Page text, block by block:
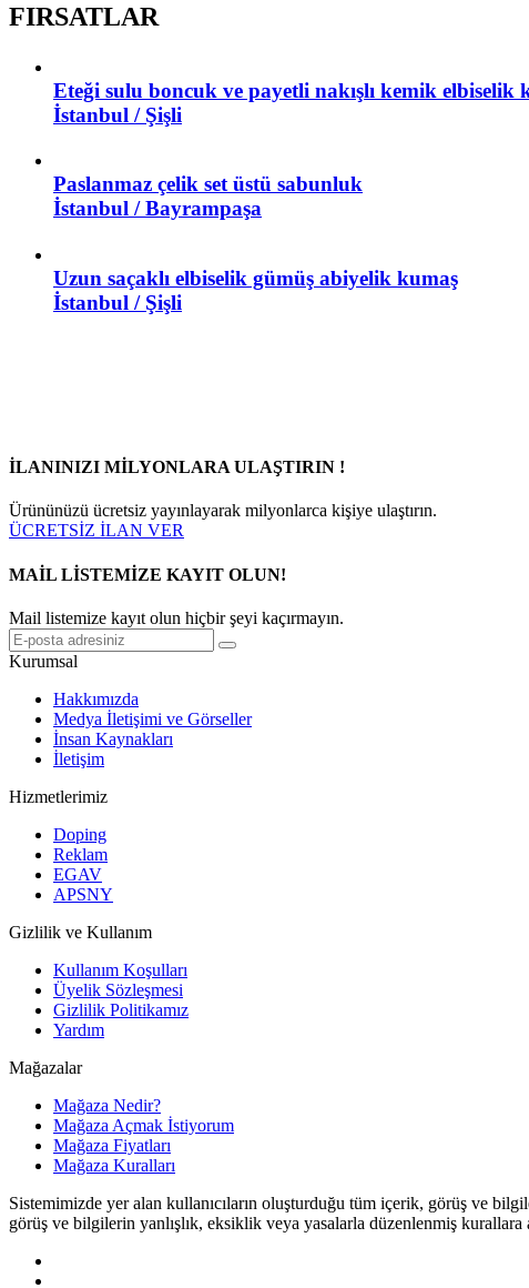
FIRSATLAR
Eteği sulu boncuk ve payetli nakışlı kemik elbiselik
İstanbul / Şişli
Paslanmaz çelik set üstü sabunluk
İstanbul / Bayrampaşa
Uzun saçaklı elbiselik gümüş abiyelik kumaş
İstanbul / Şişli
İLANINIZI MİLYONLARA ULAŞTIRIN !
Ürününüzü ücretsiz yayınlayarak milyonlarca kişiye ulaştırın.
ÜCRETSİZ İLAN VER
MAİL LİSTEMİZE KAYIT OLUN!
Mail listemize kayıt olun hiçbir şeyi kaçırmayın.
Kurumsal
Hakkımızda
Medya İletişimi ve Görseller
İnsan Kaynakları
İletişim
Hizmetlerimiz
Doping
Reklam
EGAV
APSNY
Gizlilik ve Kullanım
Kullanım Koşulları
Üyelik Sözleşmesi
Gizlilik Politikamız
Yardım
Mağazalar
Mağaza Nedir?
Mağaza Açmak İstiyorum
Mağaza Fiyatları
Mağaza Kuralları
Sistemimizde yer alan kullanıcıların oluşturduğu tüm içerik, görüş ve
görüş ve bilgilerin yanlışlık, eksiklik veya yasalarla düzenlenmiş kurallara